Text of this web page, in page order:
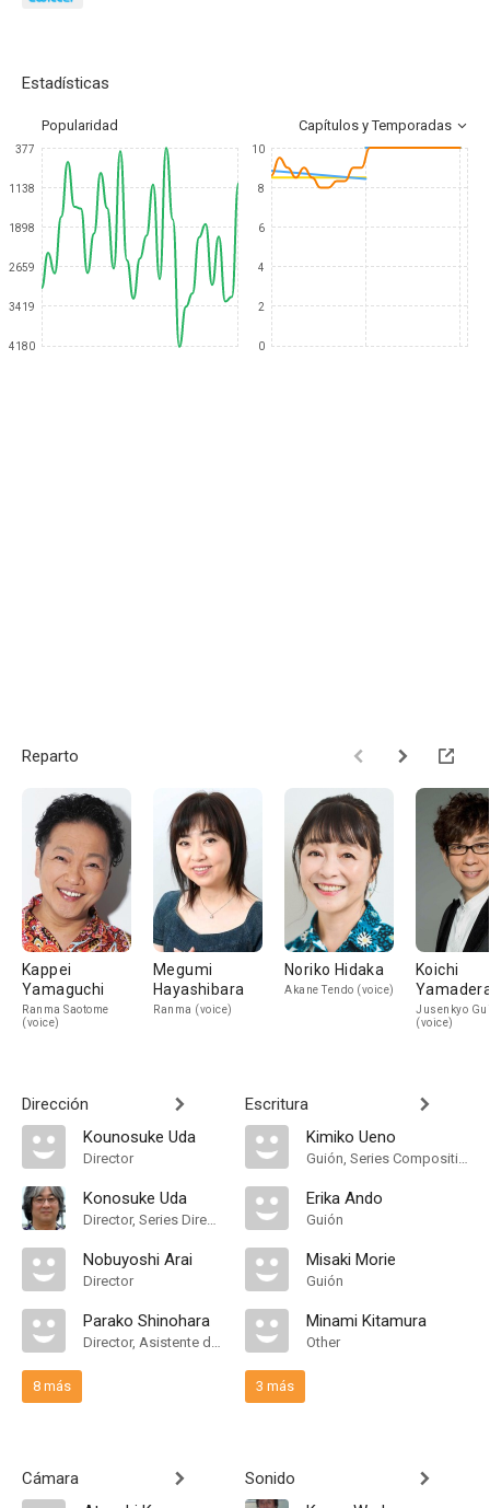
Estadísticas
Popularidad Capítulos y Temporadas
377
1138
1898
2659
3419
4180
10
8
6
4
2
0
Reparto
Kappei
Yamaguchi
Ranma Saotome
(voice)
Megumi
Hayashibara
Ranma (voice)
Noriko Hidaka
Akane Tendo (voice)
Koichi
Jusenkyo
(voice)
Dirección
Kounosuke Uda
Director
Konosuke Uda
Director, Series Director
Nobuyoshi Arai
Director
Parako Shinohara
Director, Asistente de Dirección
8 más
Cámara
Escritura
Kimiko Ueno
Guión, Series Composition
Erika Ando
Guión
Misaki Morie
Guión
Minami Kitamura
Other
3 más
Sonido